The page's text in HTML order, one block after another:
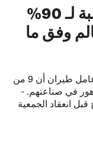
تدهور ظروف العمل بالنسبة لـ 90%
وفق ما
أظهر الاستبيان الذي شمل أكثر من 3,700 عامل طيران أن 9 من
في صناعتهم. -
قبل انعقاد الجمعية